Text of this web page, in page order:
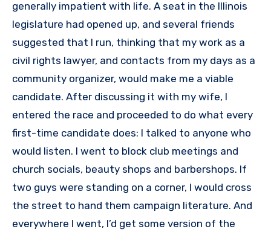
generally impatient with life. A seat in the Illinois
legislature had opened up, and several friends
suggested that I run, thinking that my work as a
civil rights lawyer, and contacts from my days as a
community organizer, would make me a viable
candidate. After discussing it with my wife, I
entered the race and proceeded to do what every
first-time candidate does: I talked to anyone who
would listen. I went to block club meetings and
church socials, beauty shops and barbershops. If
two guys were standing on a corner, I would cross
the street to hand them campaign literature. And
everywhere I went, I’d get some version of the